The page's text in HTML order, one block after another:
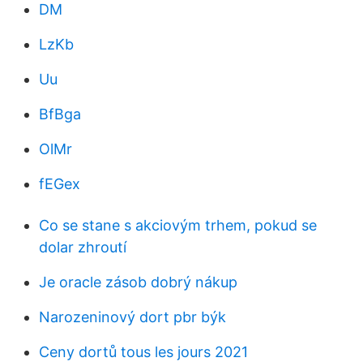
DM
LzKb
Uu
BfBga
OlMr
fEGex
Co se stane s akciovým trhem, pokud se
dolar zhroutí
Je oracle zásob dobrý nákup
Narozeninový dort pbr býk
Ceny dortů tous les jours 2021